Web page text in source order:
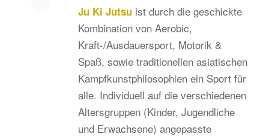
Ju Ki Jutsuist durch die geschickte
Kombination von Aerobic,
Kraft-/Ausdauersport, Motorik &
Spaß, sowie traditionellen asiatischen
Kampfkunstphilosophien ein Sport für
alle. Individuell auf die verschiedenen
Altersgruppen (Kinder, Jugendliche
und Erwachsene) angepasste